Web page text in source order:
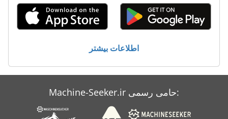
اطلاعات بیشتر
Machine-Seeker.ir حامی رسمی: